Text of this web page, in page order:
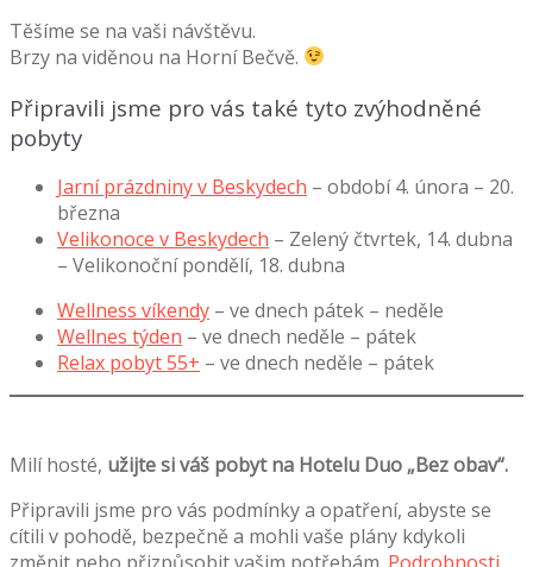
Těšíme se na vaši návštěvu.
Brzy na viděnou na Horní Bečvě.
Připravili jsme pro vás také tyto zvýhodněné
pobyty
Jarní prázdniny v Beskydech – období 4. února – 20.
března
Velikonoce v Beskydech – Zelený čtvrtek, 14. dubna
– Velikonoční pondělí, 18. dubna
Wellness víkendy – ve dnech pátek – neděle
Wellnes týden – ve dnech neděle – pátek
Relax pobyt 55+ – ve dnech neděle – pátek
Milí hosté, užijte si váš pobyt na Hotelu Duo „Bez obav“.
Připravili jsme pro vás podmínky a opatření, abyste se
cítili v pohodě, bezpečně a mohli vaše plány kdykoli